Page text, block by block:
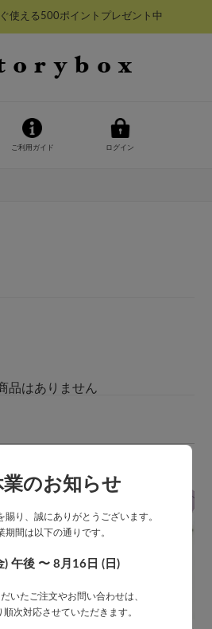
使える500ポイントプレゼント中
ご利用ガイド ログイン
品はありません
業のお知らせ
賜り、誠にありがとうございます。
期間は以下の通りです。
) 午後 〜 8月16日 (日)
いたご注文やお問い合わせは、
順次対応させていただきます。